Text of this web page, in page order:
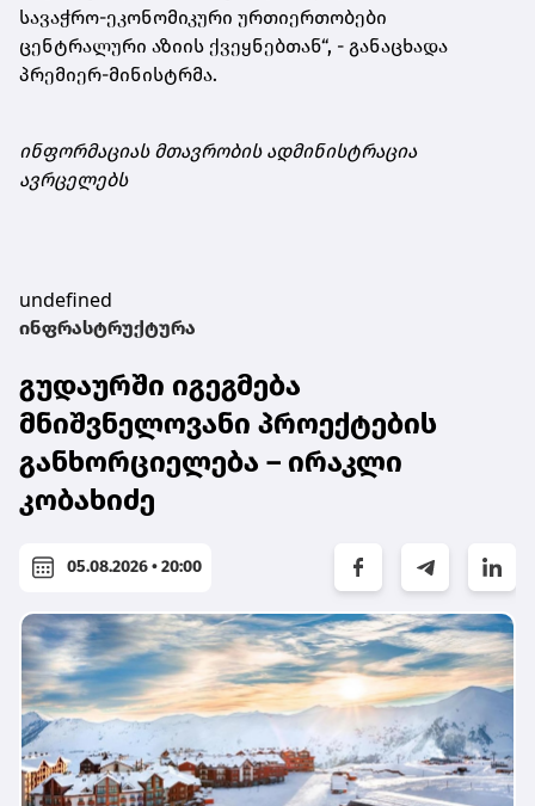
სავაჭრო-ეკონომიკური ურთიერთობები
ცენტრალური აზიის ქვეყნებთან“, - განაცხადა
პრემიერ-მინისტრმა.
ინფორმაციას მთავრობის ადმინისტრაცია
ავრცელებს
undefined
ინფრასტრუქტურა
გუდაურში იგეგმება
მნიშვნელოვანი პროექტების
განხორციელება – ირაკლი
კობახიძე
05.08.2026 • 20:00